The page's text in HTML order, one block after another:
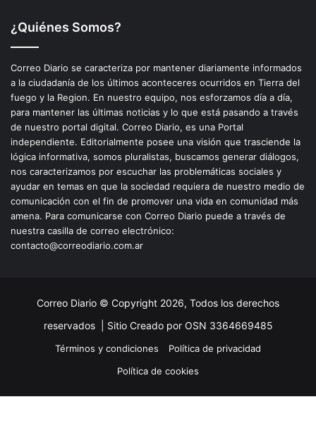
¿Quiénes Somos?
Correo Diario se caracteriza por mantener diariamente informados
a la ciudadanía de los últimos aconteceres ocurridos en Tierra del
fuego y la Region. En nuestro equipo, nos esforzamos día a día,
para mantener las últimas noticias y lo que está pasando a través
de nuestro portal digital. Correo Diario, es una Portal
independiente. Editorialmente posee una visión que trasciende la
lógica informativa, somos pluralistas, buscamos generar diálogos,
nos caracterizamos por escuchar las problemáticas sociales y
ayudar en temas en que la sociedad requiera de nuestro medio de
comunicación con el fin de promover una vida en comunidad más
amena. Para comunicarse con Correo Diario puede a través de
nuestra casilla de correo electrónico:
contacto@correodiario.com.ar
Correo Diario © Copyright 2026, Todos los derechos
reservados | Sitio Creado por OSN 3364669485
Términos y condiciones
Política de privacidad
Política de cookies